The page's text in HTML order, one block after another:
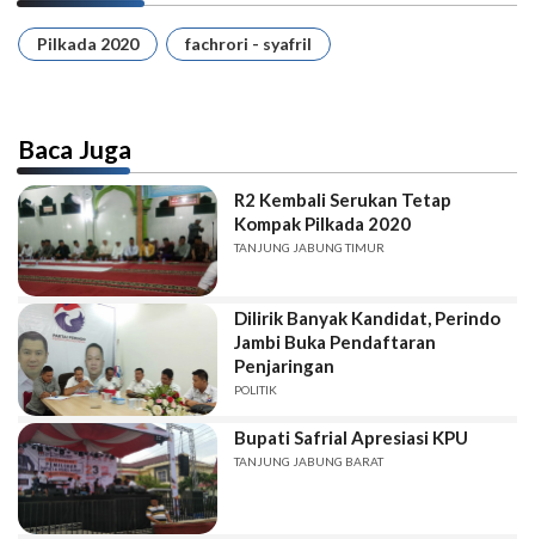
Pilkada 2020 fachrori - syafril
Baca Juga
R2 Kembali Serukan Tetap
Kompak Pilkada 2020
TANJUNG JABUNG TIMUR
Dilirik Banyak Kandidat, Perindo
Jambi Buka Pendaftaran
Penjaringan
POLITIK
Bupati Safrial Apresiasi KPU
TANJUNG JABUNG BARAT